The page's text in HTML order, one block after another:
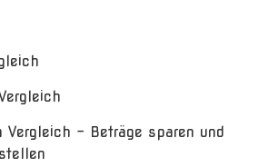
Vergleich – Beträge sparen und